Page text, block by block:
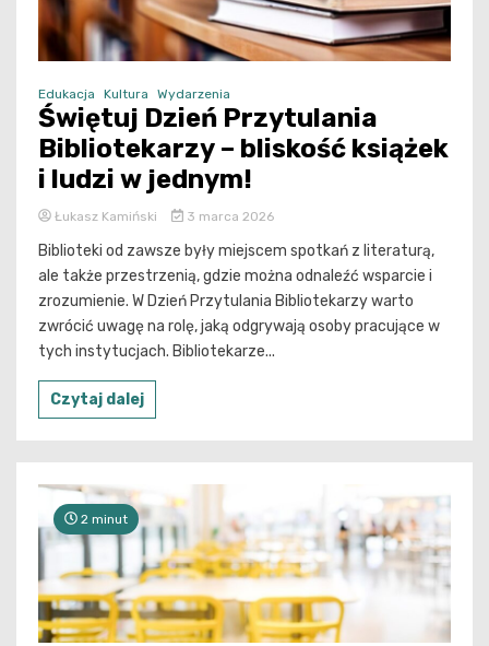
Edukacja Kultura Wydarzenia
Świętuj Dzień Przytulania
Bibliotekarzy – bliskość książek
i ludzi w jednym!
Łukasz Kamiński 3 marca 2026
Biblioteki od zawsze były miejscem spotkań z literaturą,
ale także przestrzenią, gdzie można odnaleźć wsparcie i
zrozumienie. W Dzień Przytulania Bibliotekarzy warto
zwrócić uwagę na rolę, jaką odgrywają osoby pracujące w
tych instytucjach. Bibliotekarze...
Czytaj dalej
2 minut